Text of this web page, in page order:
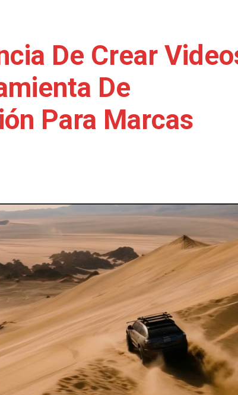
De Crear
De
Para Marcas